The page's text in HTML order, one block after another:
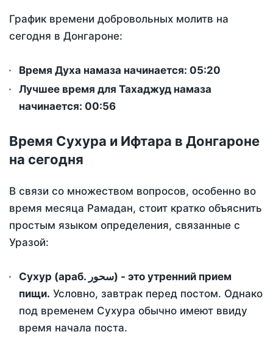
График времени добровольных молитв на
сегодня в Донгароне:
Время Духа намаза начинается: 05:20
Лучшее время для Тахаджуд намаза
начинается: 00:56
Время Сухура и Ифтара в Донгароне
на сегодня
В связи со множеством вопросов, особенно во
время месяца Рамадан, стоит кратко объяснить
простым языком определения, связанные с
Уразой:
Сухур (араб. سحور) - это утренний прием
пищи. Условно, завтрак перед постом. Однако
под временем Сухура обычно имеют ввиду
время начала поста.